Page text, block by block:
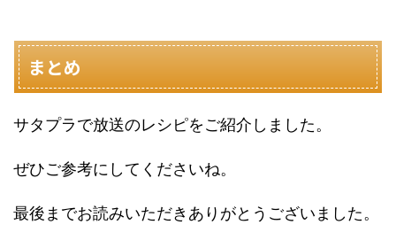
まとめ
サタプラで放送のレシピをご紹介しました。
ぜひご参考にしてくださいね。
最後までお読みいただきありがとうございました。